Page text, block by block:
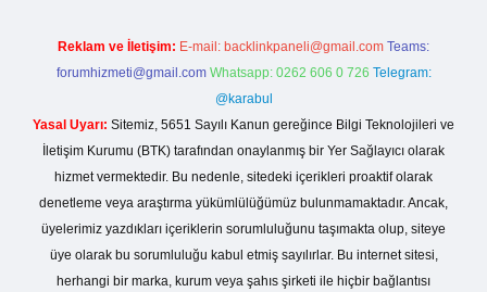
Reklam ve İletişim: E-mail: backlinkpaneli@gmail.com Teams:
forumhizmeti@gmail.com Whatsapp: 0262 606 0 726 Telegram:
@karabul
Yasal Uyarı: Sitemiz, 5651 Sayılı Kanun gereğince Bilgi Teknolojileri ve
İletişim Kurumu (BTK) tarafından onaylanmış bir Yer Sağlayıcı olarak
hizmet vermektedir. Bu nedenle, sitedeki içerikleri proaktif olarak
denetleme veya araştırma yükümlülüğümüz bulunmamaktadır. Ancak,
üyelerimiz yazdıkları içeriklerin sorumluluğunu taşımakta olup, siteye
üye olarak bu sorumluluğu kabul etmiş sayılırlar. Bu internet sitesi,
herhangi bir marka, kurum veya şahıs şirketi ile hiçbir bağlantısı